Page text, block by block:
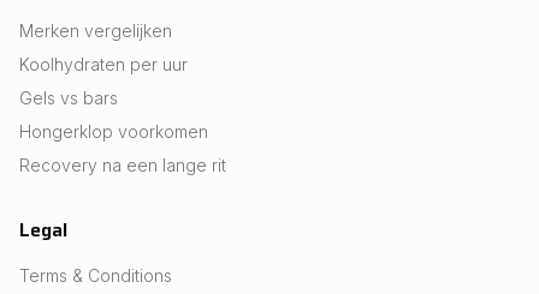
Merken vergelijken
Koolhydraten per uur
Gels vs bars
Hongerklop voorkomen
Recovery na een lange rit
Legal
Terms & Conditions